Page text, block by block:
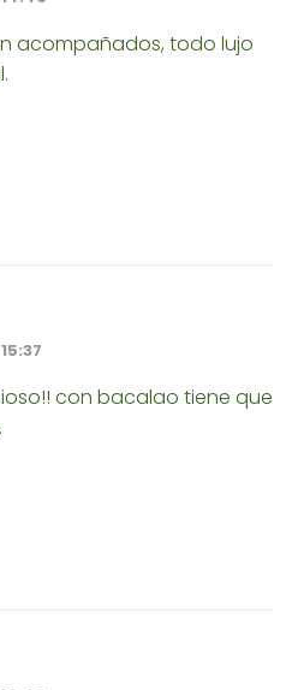
acompañados, todo lujo
con bacalao tiene que